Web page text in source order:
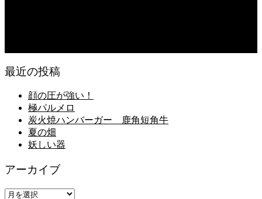
最近の投稿
顔の圧が強い！
極パルメロ
炭火焼ハンバーガー 鹿角短角牛
夏の畑
妖しい器
アーカイブ
ア